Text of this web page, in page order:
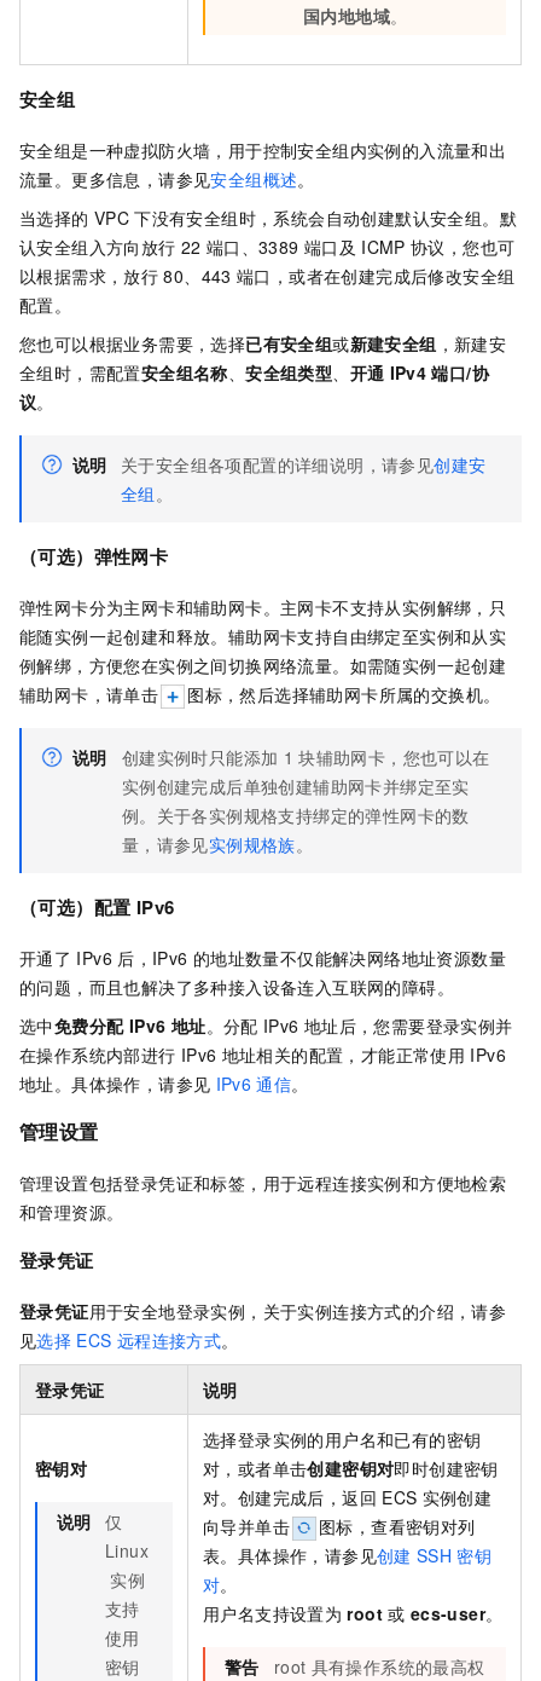
国内地地域。
安全组
安全组是一种虚拟防火墙，用于控制安全组内实例的入流量和出
流量。更多信息，请参见安全组概述。
当选择的 VPC 下没有安全组时，系统会自动创建默认安全组。默
认安全组入方向放行 22 端口、3389 端口及 ICMP 协议，您也可
以根据需求，放行 80、443 端口，或者在创建完成后修改安全组
配置。
您也可以根据业务需要，选择已有安全组或新建安全组 ，新建安
全组时，需配置安全组名称 、安全组类型 开通 IPv4 端口/协
议。
说明 关于安全组各项配置的详细说明，请参见创建安
全组 。
（可选）弹性网卡
弹性网卡分为主网卡和辅助网卡。主网卡不支持从实例解绑，只
能随实例一起创建和释放。辅助网卡支持自由绑定至实例和从实
例解绑，方便您在实例之间切换网络流量。如需随实例一起创建
辅助网卡，请单击
图标，然后选择辅助网卡所属的交换机。
说明 创建实例时只能添加 1 块辅助网卡，您也可以在
实例创建完成后单独创建辅助网卡并绑定至实
例。关于各实例规格支持绑定的弹性网卡的数
量，请参见实例规格族。
（可选）配置 IPv6
开通了 IPv6 后，IPv6 的地址数量不仅能解决网络地址资源数量
的问题，而且也解决了多种接入设备连入互联网的障碍。
选中免费分配 IPv6 地址。分配 IPv6 地址后，您需要登录实例并
在操作系统内部进行 IPv6 地址相关的配置，才能正常使用 IPv6
地址。具体操作，请参见 IPv6 通信。
管理设置
管理设置包括登录凭证和标签，用于远程连接实例和方便地检索
和管理资源。
登录凭证
登录凭证用于安全地登录实例，关于实例连接方式的介绍，请参
见选择 ECS 远程连接方式。
登录凭证 说明
密钥对
说明 仅
Linux
实例
支持
使用
密钥
选择登录实例的用户名和已有的密钥
对，或者单击创建密钥对即时创建密钥
对。创建完成后，返回 ECS 实例创建
向导并单击
图标，查看密钥对列
表。具体操作，请参见创建 SSH 密钥
对。
用户名支持设置为 root 或 ecs-user。
警告 root 具有操作系统的最高权